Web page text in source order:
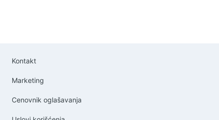
Kontakt
Marketing
Cenovnik oglašavanja